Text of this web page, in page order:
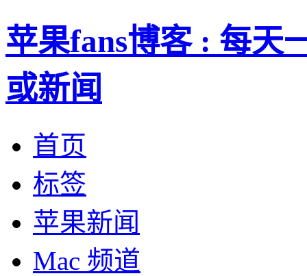
苹果fans博客 : 每天
或新闻
首页
标签
苹果新闻
Mac 频道